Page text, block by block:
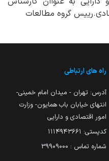
گروه مطالعات
راه های ارتباطی
آدرس: تهران - میدان امام خمینی-
انتهای خیابان باب همایون- وزارت
امور اقتصادی و دارایی
کدپستی: ۱۱۱۴۹۴۳۶۶۱
شماره تماس : 39909000